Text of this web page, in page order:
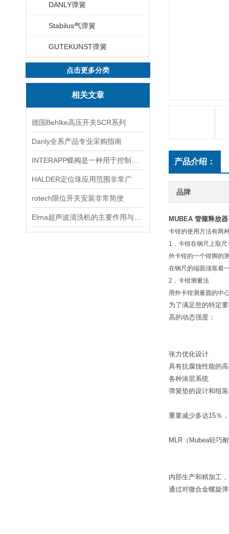
DANLY弹簧
Stabilus气弹簧
GUTEKUNST弹簧
点击更多分类
相关文章
德国Behlke高压开关SCR系列
Danly全系产品专业采购指南
HALDER定位珠应用范围非常广
rotech限位开关安装非常简便
产品介绍：
品牌
MUBEA 管箍释放
卡钳的使用方法有两
1．卡钳在钢尺上取尺
外卡钳的一个钳脚的
在钢尺的端面须靠着
2．卡钳测量法
用外卡钳测量圆的中
为了满足您的特定
高的动态强度：
张力优化设计
具有抗腐蚀性能的
各种涂层系统
弹簧垫的设计和组
重量减少多达15％
MLR（Mubea轻巧
内部生产和精加工
通过对微合金螺旋